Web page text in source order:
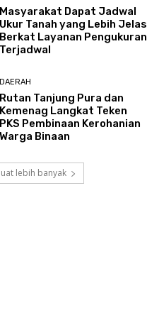
Masyarakat Dapat Jadwal
Ukur Tanah yang Lebih Jelas
Berkat Layanan Pengukuran
Terjadwal
DAERAH
Rutan Tanjung Pura dan
Kemenag Langkat Teken
PKS Pembinaan Kerohanian
Warga Binaan
lebih banyak